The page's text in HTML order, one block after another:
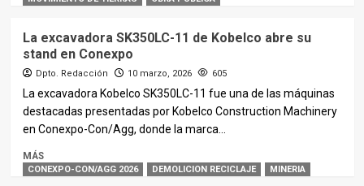
La excavadora SK350LC-11 de Kobelco abre su
stand en Conexpo
Dpto. Redacción 10 marzo, 2026 605
La excavadora Kobelco SK350LC-11 fue una de las máquinas
destacadas presentadas por Kobelco Construction Machinery
en Conexpo-Con/Agg, donde la marca...
MÁS
CONEXPO-CON/AGG 2026 DEMOLICION RECICLAJE MINERIA